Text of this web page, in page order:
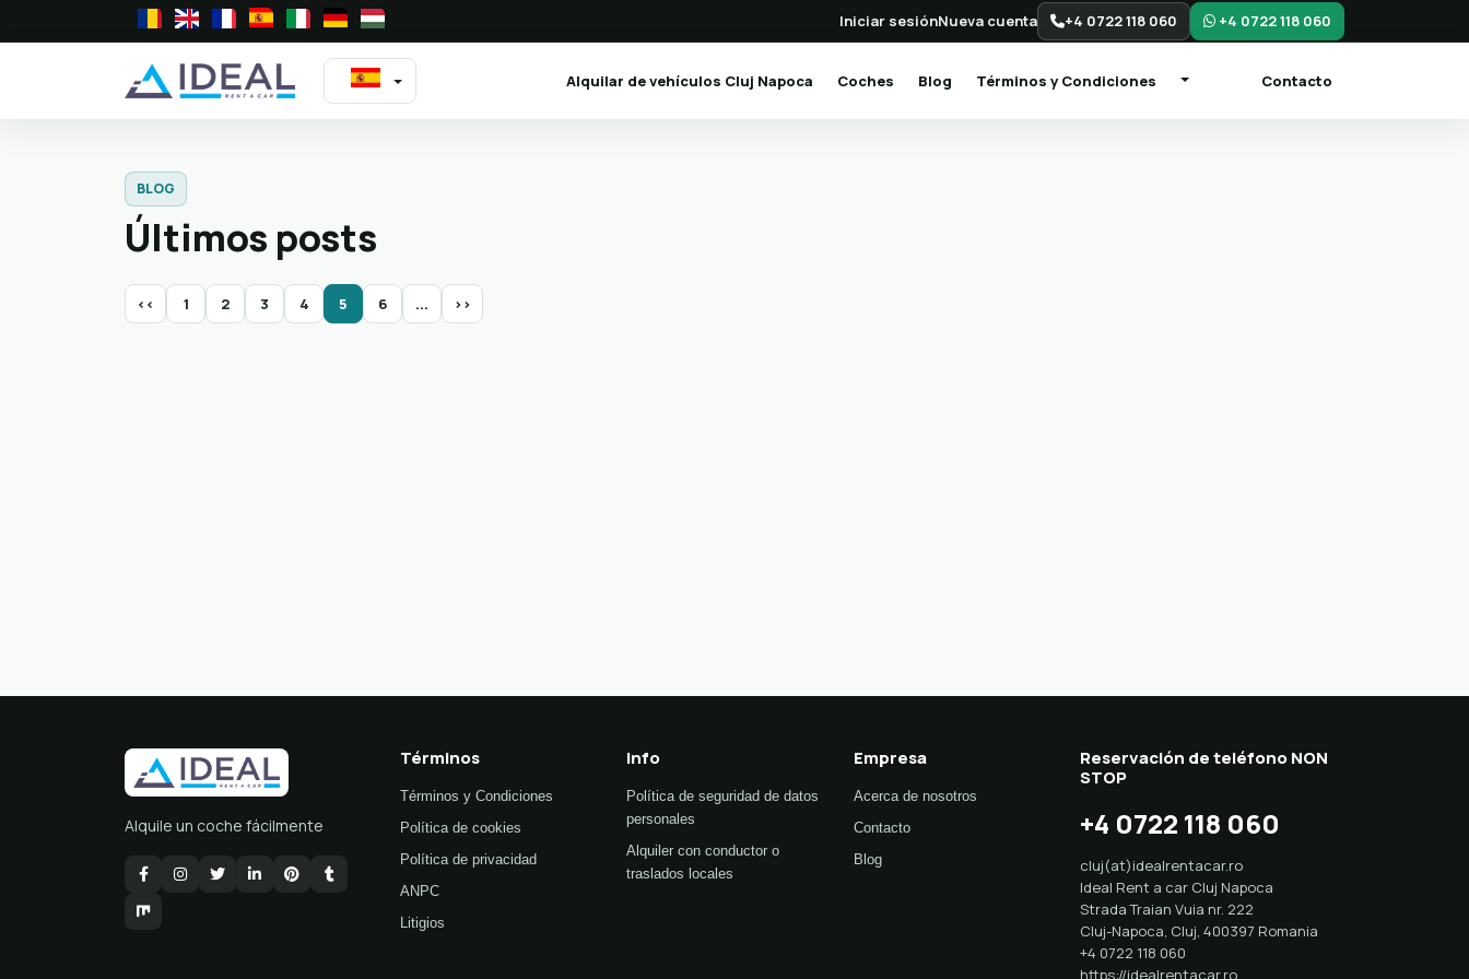
Iniciar sesiónNueva cuenta +4 0722 118 060 +4 0722 118 060
Alquilar de vehículos Cluj Napoca (current)
Coches Blog Términos y Condiciones Contacto
BLOG
Últimos posts
<< 1 2 3 4 5 6 ... >>
Alquile un coche fácilmente
Términos
Términos y Condiciones
Política de cookies
Política de privacidad
ANPC
Litigios
Info
Política de seguridad de datos
personales
Alquiler con conductor o
traslados locales
Empresa
Acerca de nosotros
Contacto
Blog
Reservación de teléfono NON
STOP
+4 0722 118 060
cluj(at)idealrentacar.ro
Ideal Rent a car Cluj Napoca
Strada Traian Vuia nr. 222
Cluj-Napoca, Cluj, 400397 Romania
+4 0722 118 060
https://idealrentacar.ro